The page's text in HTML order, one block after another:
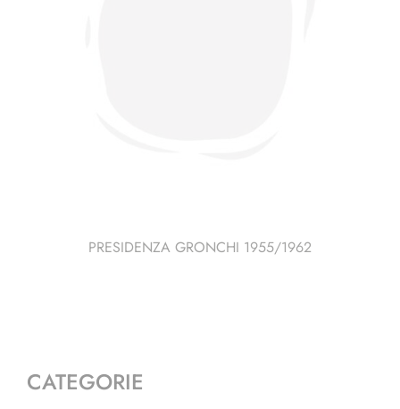
PRESIDENZA GRONCHI 1955/1962
CATEGORIE